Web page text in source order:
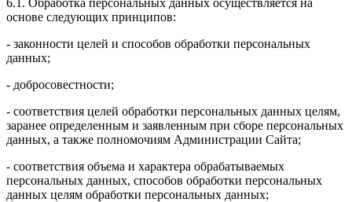
6.1. Обработка персональных данных осуществляется на
основе следующих принципов:
- законности целей и способов обработки персональных
данных;
- добросовестности;
- соответствия целей обработки персональных данных целям,
заранее определенным и заявленным при сборе персональных
данных, а также полномочиям Администрации Сайта;
- соответствия объема и характера обрабатываемых
персональных данных, способов обработки персональных
данных целям обработки персональных данных;